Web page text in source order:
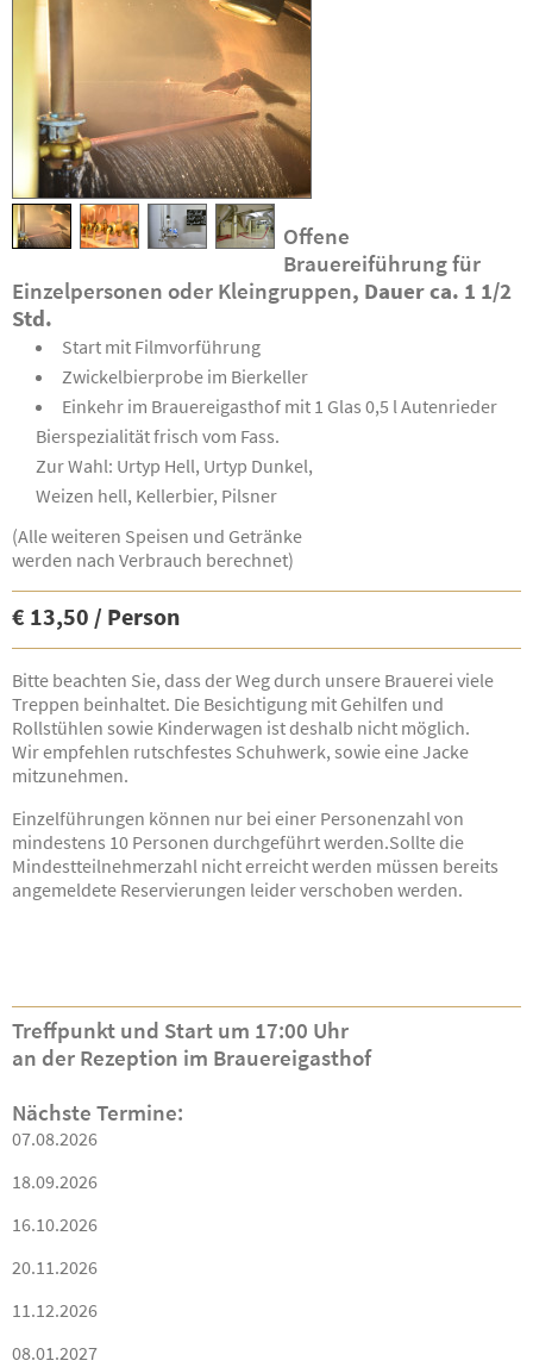
Offene
Brauereiführung für
Einzelpersonen oder Kleingruppen, Dauer ca. 1 1/2
Std.
Start mit Filmvorführung
Zwickelbierprobe im Bierkeller
Einkehr im Brauereigasthof mit 1 Glas 0,5 l Autenrieder
Bierspezialität frisch vom Fass.
Zur Wahl: Urtyp Hell, Urtyp Dunkel,
Weizen hell, Kellerbier, Pilsner
(Alle weiteren Speisen und Getränke
werden nach Verbrauch berechnet)
€ 13,50 / Person
Bitte beachten Sie, dass der Weg durch unsere Brauerei viele
Treppen beinhaltet. Die Besichtigung mit Gehilfen und
Rollstühlen sowie Kinderwagen ist deshalb nicht möglich.
Wir empfehlen rutschfestes Schuhwerk, sowie eine Jacke
mitzunehmen.
Einzelführungen können nur bei einer Personenzahl von
mindestens 10 Personen durchgeführt werden.Sollte die
Mindestteilnehmerzahl nicht erreicht werden müssen bereits
angemeldete Reservierungen leider verschoben werden.
Treffpunkt und Start um 17:00 Uhr
an der Rezeption im Brauereigasthof
Nächste Termine:
07.08.2026
18.09.2026
16.10.2026
20.11.2026
11.12.2026
08.01.2027